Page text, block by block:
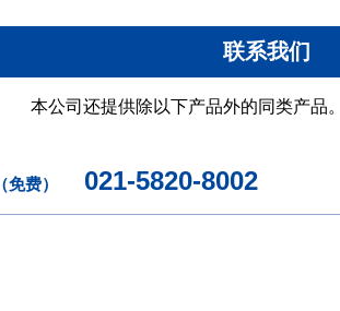
联系我们
本公司还提供除以下产品外的同类产品
（免费） 021-5820-8002